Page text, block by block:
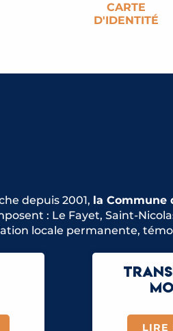
CARTE
D'IDENTITÉ
depuis 2001, la Commune
: Le Fayet, Saint-
locale permanente,
LIRE